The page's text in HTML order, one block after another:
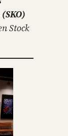
(SKO)
Stock